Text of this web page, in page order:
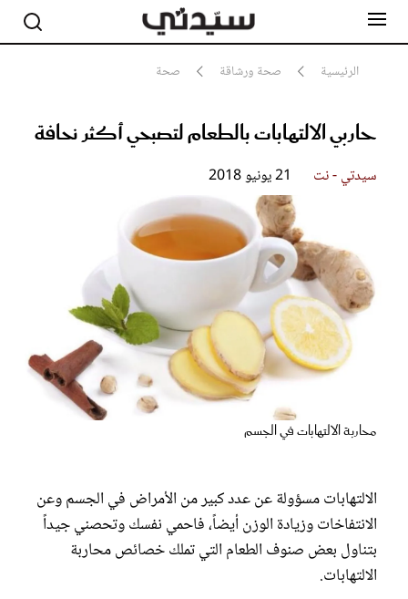
الرئيسية صحة ورشاقة صحة
حاربي الالتهابات بالطعام لتصبحي أكثر نحافة
سيدتي - نت 21 يونيو 2018
محاربة الالتهابات في الجسم
الالتهابات مسؤولة عن عدد كبير من الأمراض في الجسم وعن
الانتفاخات وزيادة الوزن أيضاً، فاحمي نفسك وتحصني جيداً
بتناول بعض صنوف الطعام التي تملك خصائص محاربة
الالتهابات.
مشاهير
جمال
صحة ورشاقة
فيديو
مطبخ سيدتي
مقالات الرأي